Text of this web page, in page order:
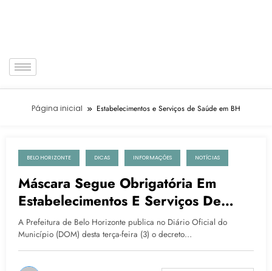
Página inicial Estabelecimentos e Serviços de Saúde em BH
3 de janeiro de 2023
BELO HORIZONTE DICAS INFORMAÇÕES NOTÍCIAS
Máscara Segue Obrigatória Em
Estabelecimentos E Serviços De
Saúde Em BH
A Prefeitura de Belo Horizonte publica no Diário Oficial do
Município (DOM) desta terça-feira (3) o decreto…